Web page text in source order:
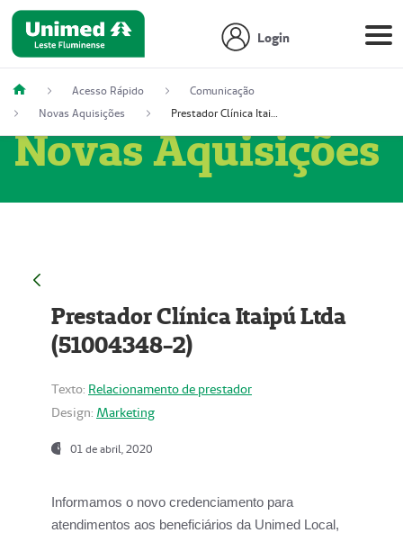
Login
Acesso Rápido
Comunicação
Novas Aquisições
Prestador Clínica Itaipú Ltda (51004348-2)
Novas Aquisições
Prestador Clínica Itaipú Ltda
(51004348-2)
Texto: Relacionamento de prestador
Design: Marketing
01 de abril, 2020
Informamos o novo credenciamento para
atendimentos aos beneficiários da Unimed Local,